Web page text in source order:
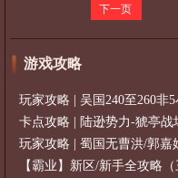
下一页
游戏攻略